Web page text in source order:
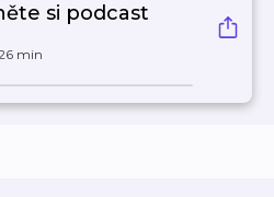
si podcast
min